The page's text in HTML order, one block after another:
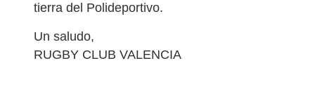
tierra del Polideportivo.
Un saludo,
RUGBY CLUB VALENCIA